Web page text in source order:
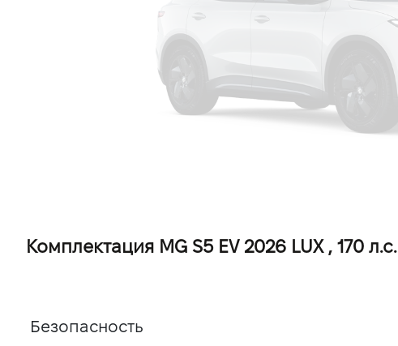
Комплектация MG S5 EV 2026 LUX , 170 л.с.
Безопасность